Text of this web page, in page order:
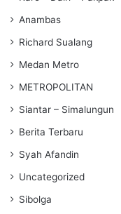
Anambas
Richard Sualang
Medan Metro
METROPOLITAN
Siantar – Simalungun
Berita Terbaru
Syah Afandin
Uncategorized
Sibolga